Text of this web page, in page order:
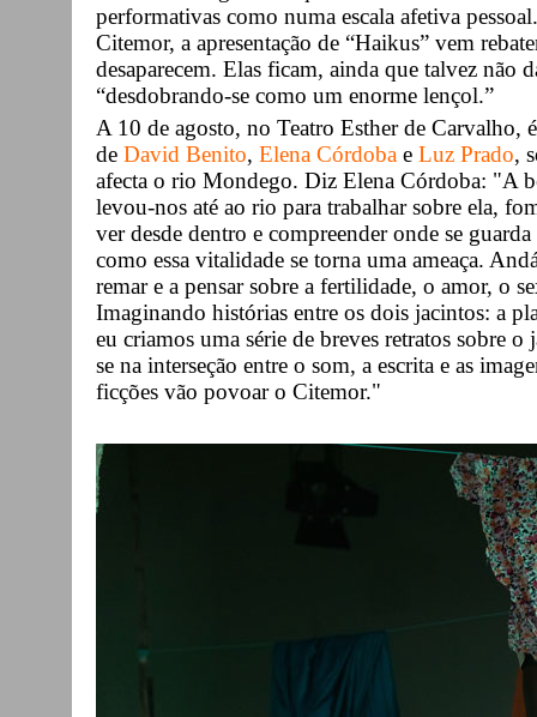
performativas como numa escala afetiva
Citemor, a apresentação de “Haikus” vem
desaparecem. Elas ficam, ainda que talvez não
“desdobrando-se como um enorme lençol.”
A 10 de agosto, no Teatro Esther de Carvalho,
de David Benito, Elena Córdoba e Luz Prado,
afecta o rio Mondego. Diz Elena Córdoba: "A
levou-nos até ao rio para trabalhar sobre ela,
ver desde dentro e compreender onde se
como essa vitalidade se torna uma ameaça.
remar e a pensar sobre a fertilidade, o amor, o
Imaginando histórias entre os dois jacintos: a
eu criamos uma série de breves retratos sobre
se na interseção entre o som, a escrita e as
ficções vão povoar o Citemor."